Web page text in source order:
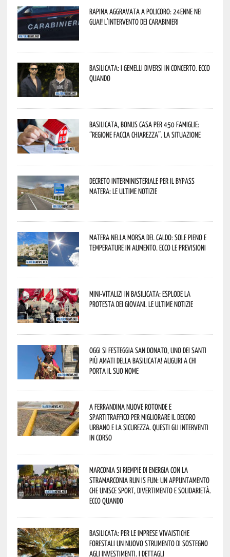
Rapina aggravata a Policoro: 24enne nei
guai! L’intervento dei Carabinieri
Basilicata: i Gemelli DiVersi in concerto. Ecco
quando
Basilicata, Bonus casa per 450 famiglie:
“Regione faccia chiarezza”. La situazione
Decreto interministeriale per il Bypass
Matera: le ultime notizie
Matera nella morsa del caldo: sole pieno e
temperature in aumento. Ecco le previsioni
Mini-vitalizi in Basilicata: esplode la
protesta dei giovani. Le ultime notizie
Oggi si festeggia San Donato, uno dei Santi
più amati della Basilicata! Auguri a chi
porta il suo nome
A Ferrandina nuove rotonde e
spartitraffico per migliorare il decoro
urbano e la sicurezza. Questi gli interventi
in corso
Marconia si riempie di energia con la
StraMarconia Run is Fun: un appuntamento
che unisce sport, divertimento e solidarietà.
Ecco quando
Basilicata: per le imprese vivaistiche
forestali un nuovo strumento di sostegno
agli investimenti. I dettagli